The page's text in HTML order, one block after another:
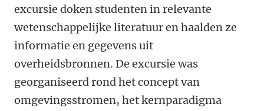
excursie doken studenten in relevante
wetenschappelijke literatuur en haalden ze
informatie en gegevens uit
overheidsbronnen. De excursie was
georganiseerd rond het concept van
omgevingsstromen, het kernparadigma